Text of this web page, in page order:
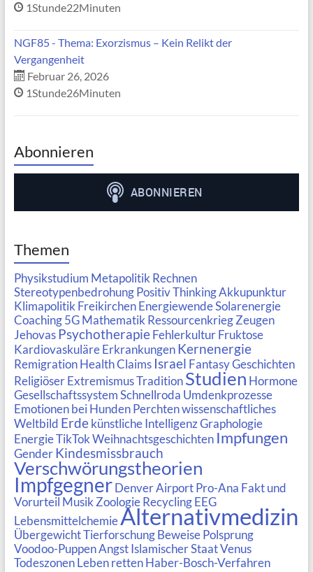
1Stunde22Minuten
NGF85 - Thema: Exorzismus – Kein Relikt der
Vergangenheit
Februar 26, 2026
1Stunde26Minuten
Abonnieren
Themen
Physikstudium Metapolitik Rechnen
Stereotypenbedrohung Positiv ThinkingAkkupunktur
Klimapolitik Freikirchen EnergiewendeSolarenergie
Coaching 5G Mathematik Ressourcenkrieg Zeugen
Jehovas Psychotherapie Fehlerkultur Fruktose
Kardiovaskuläre Erkrankungen Kernenergie
Remigration Health Claims Israel Fantasy Geschichten
Religiöser ExtremismusTradition Studien Hormone
GesellschaftssystemSchnellroda Umdenkprozesse
Emotionen bei Hunden Perchtenwissenschaftliches
Weltbild Erde künstliche IntelligenzGraphologie
EnergieTikTokWeihnachtsgeschichten Impfungen
Gender Kindesmissbrauch
Verschwörungstheorien
Impfgegner Denver Airport Pro-Ana Fakt und
Vorurteil Musik Zoologie Recycling EEG
LebensmittelchemieAlternativmedizin
ÜbergewichtTierforschung Beweise Polsprung
Voodoo-PuppenAngst Islamischer StaatVenus
Todeszonen Leben retten Haber-Bosch-Verfahren